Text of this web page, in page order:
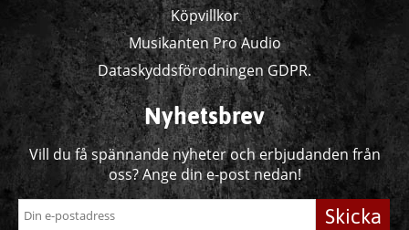
Köpvillkor
Musikanten Pro Audio
Dataskyddsförodningen GDPR.
Nyhetsbrev
Vill du få spännande nyheter och erbjudanden från
oss? Ange din e-post nedan!
Skicka